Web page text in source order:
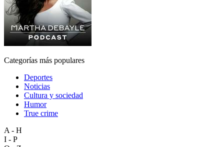
Categorías más populares
Deportes
Noticias
Cultura y sociedad
Humor
True crime
A - H
I - P